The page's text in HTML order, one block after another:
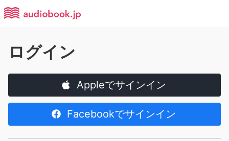
ログイン
Appleでサインイン
Facebookでサインイン